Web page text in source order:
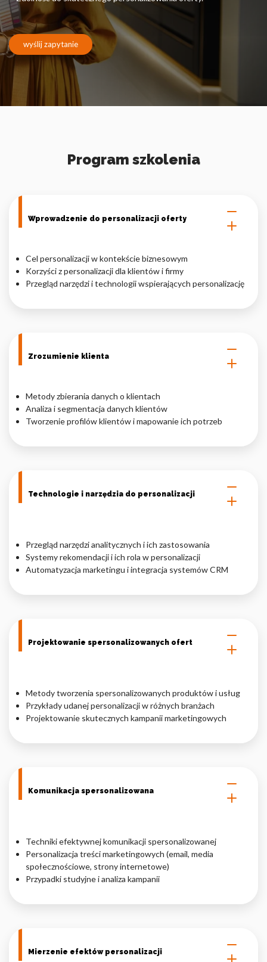
wyślij zapytanie
Program szkolenia
Wprowadzenie do personalizacji oferty
Cel personalizacji w kontekście biznesowym
Korzyści z personalizacji dla klientów i firmy
Przegląd narzędzi i technologii wspierających personalizację
Zrozumienie klienta
Metody zbierania danych o klientach
Analiza i segmentacja danych klientów
Tworzenie profilów klientów i mapowanie ich potrzeb
Technologie i narzędzia do personalizacji
Przegląd narzędzi analitycznych i ich zastosowania
Systemy rekomendacji i ich rola w personalizacji
Automatyzacja marketingu i integracja systemów CRM
Projektowanie spersonalizowanych ofert
Metody tworzenia spersonalizowanych produktów i usług
Przykłady udanej personalizacji w różnych branżach
Projektowanie skutecznych kampanii marketingowych
Komunikacja spersonalizowana
Techniki efektywnej komunikacji spersonalizowanej
Personalizacja treści marketingowych (email, media
społecznościowe, strony internetowe)
Przypadki studyjne i analiza kampanii
Mierzenie efektów personalizacji
zapamiętanie informacji, które zmieniają wygląd lub
funkcjonowanie strony, np. preferowany język lub region, w
którym znajduje się użytkownik.
Statystyka
Statystyczne pliki cookie pomagają właścicielem stron
internetowych zrozumieć, w jaki sposób różni użytkownicy
Marketing
użytkowników na stronach internetowych. Celem jest
poszczególnych użytkowników i tym samym bardziej cenne dla
wydawców i reklamodawców strony trzeciej.
Nieklasyfikowane
Nieklasyfikowane pliki cookie, to pliki, które są w procesie
Zapisz moje preferencje